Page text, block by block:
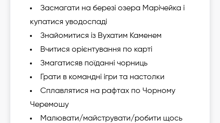
Засмагати на березі озера Марічейка і
купатися уводоспаді
Знайомитися із Вухатим Каменем
Вчитися орієнтування по карті
Змагатисяв поїданні чорниць
Грати в командні ігри та настолки
Сплавлятися на рафтах по Чорному
Черемошу
Малювати/майструвати/робити щось